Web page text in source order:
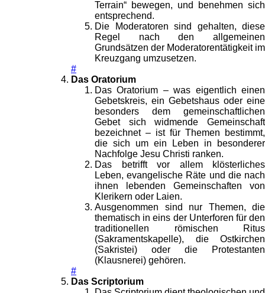
Terrain“ bewegen, und benehmen sich
entsprechend.
Die Moderatoren sind gehalten, diese
Regel nach den allgemeinen
Grundsätzen der Moderatorentätigkeit im
Kreuzgang umzusetzen.
#
Das Oratorium
Das Oratorium – was eigentlich einen
Gebetskreis, ein Gebetshaus oder eine
besonders dem gemeinschaftlichen
Gebet sich widmende Gemeinschaft
bezeichnet – ist für Themen bestimmt,
die sich um ein Leben in besonderer
Nachfolge Jesu Christi ranken.
Das betrifft vor allem klösterliches
Leben, evangelische Räte und die nach
ihnen lebenden Gemeinschaften von
Klerikern oder Laien.
Ausgenommen sind nur Themen, die
thematisch in eins der Unterforen für den
traditionellen römischen Ritus
(Sakramentskapelle), die Ostkirchen
(Sakristei) oder die Protestanten
(Klausnerei) gehören.
#
Das Scriptorium